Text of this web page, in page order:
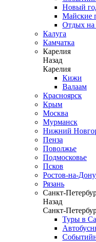
Новый
Майские
Отдых на
Калуга
Камчатка
Карелия
Назад
Карелия
Кижи
Валаам
Красноярск
Крым
Москва
Мурманск
Нижний
Пенза
Поволжье
Подмосковье
Псков
Ростов-на-Дону
Рязань
Санкт-
Назад
Санкт-
Туры в